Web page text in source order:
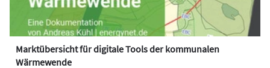
Marktübersicht für digitale Tools der kommunalen
Wärmewende